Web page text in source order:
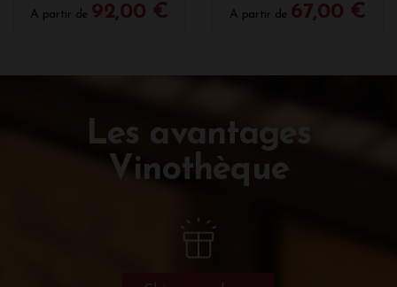
A partir de 92,00 € A partir de 67,00 €
Les avantages
Vinothèque